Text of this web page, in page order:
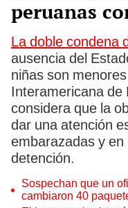
peruanas
La doble condena
ausencia del
niñas son
Interamericana de
considera que la
dar una atención
embarazadas y
detención.
Sospechan que un
cambiaron 40